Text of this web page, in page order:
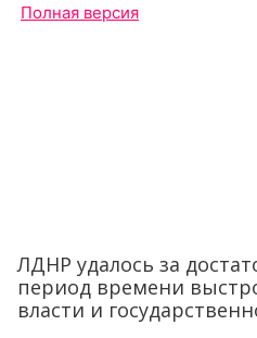
Полная версия
ЛДНР удалось за
период времени
власти и